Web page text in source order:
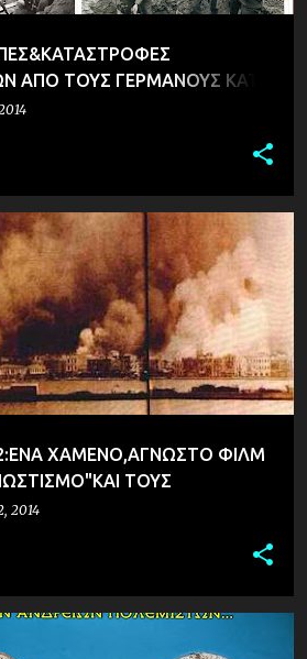
ΑΠΟ ΤΟΥΣ ΓΕΡΜΑΝΟΥΣ ΚΑΤΑ
ΘΕΜΑΤΩΝ)
ΧΑΜΕΝΟ,ΑΓΝΩΣΤΟ ΦΙΛΜ
ΤΟΥΣ
2014